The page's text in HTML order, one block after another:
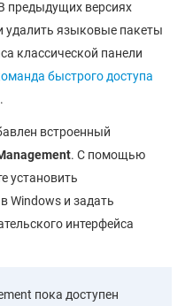
предыдущих версиях
удалить языковые пакеты
классической панели
быстрого доступа
встроенный
. С помощью
установить
Windows и задать
интерфейса
пока доступен